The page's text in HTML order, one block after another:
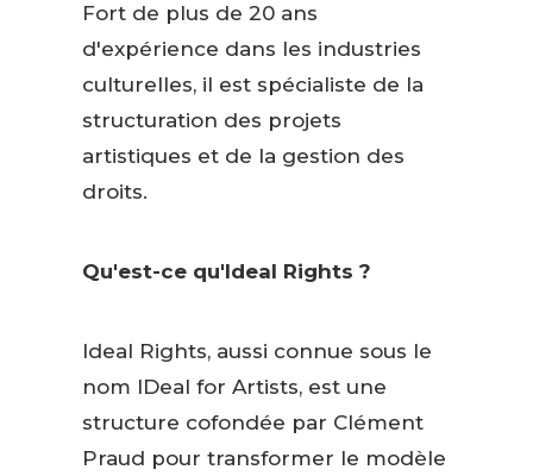
Fort de plus de 20 ans
d'expérience dans les industries
culturelles, il est spécialiste de la
structuration des projets
artistiques et de la gestion des
droits.
Qu'est-ce qu'Ideal Rights ?
Ideal Rights, aussi connue sous le
nom IDeal for Artists, est une
structure cofondée par Clément
Praud pour transformer le modèle